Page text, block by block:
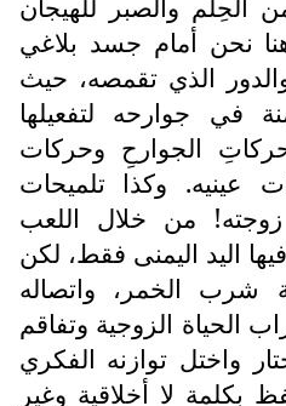
الحِلم والصبر للهيجان
نحن أمام جسد بلاغي
الذي تقمصه، حيث
في جوارحه لتفعيلها
الجوارحِ وحركات
عينيه. وكذا تلميحات
من خلال اللعب
اليد اليمنى فقط، لكن
الخمر، واتصاله
الزوجية وتفاقم
واختل توازنه الفكري
بكلمة لا أخلاقية وغير